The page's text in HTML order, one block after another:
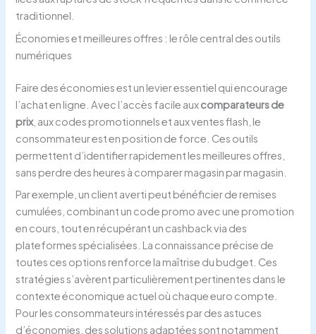
traditionnel.
Économies et meilleures offres : le rôle central des outils
numériques
Faire des économies est un levier essentiel qui encourage
l’achat en ligne. Avec l’accès facile auxcomparateurs de
prix, aux codes promotionnels et aux ventes flash, le
consommateur est en position de force. Ces outils
permettent d’identifier rapidement les meilleures offres,
sans perdre des heures à comparer magasin par magasin.
Par exemple, un client averti peut bénéficier de remises
cumulées, combinant un code promo avec une promotion
en cours, tout en récupérant un cashback via des
plateformes spécialisées. La connaissance précise de
toutes ces options renforce la maîtrise du budget. Ces
stratégies s’avèrent particulièrement pertinentes dans le
contexte économique actuel où chaque euro compte.
Pour les consommateurs intéressés par des astuces
d’économies, des solutions adaptées sont notamment